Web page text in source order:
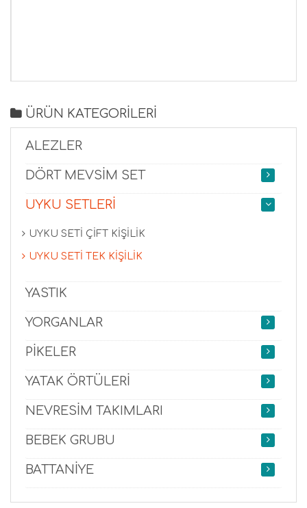
ÜRÜN KATEGORİLERİ
ALEZLER
DÖRT MEVSİM SET
UYKU SETLERİ
UYKU SETİ ÇİFT KİŞİLİK
UYKU SETİ TEK KİŞİLİK
YASTIK
YORGANLAR
PİKELER
YATAK ÖRTÜLERİ
NEVRESİM TAKIMLARI
BEBEK GRUBU
BATTANİYE